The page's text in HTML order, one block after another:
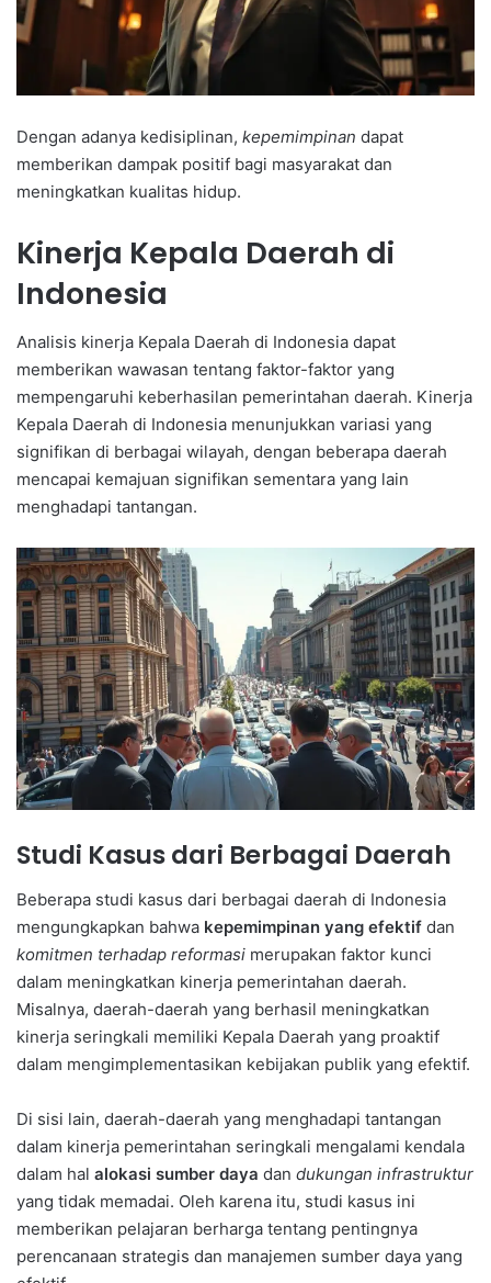
Dengan adanya kedisiplinan, kepemimpinan dapat
memberikan dampak positif bagi masyarakat dan
meningkatkan kualitas hidup.
Kinerja Kepala Daerah di
Indonesia
Analisis kinerja Kepala Daerah di Indonesia dapat
memberikan wawasan tentang faktor-faktor yang
mempengaruhi keberhasilan pemerintahan daerah. Kinerja
Kepala Daerah di Indonesia menunjukkan variasi yang
signifikan di berbagai wilayah, dengan beberapa daerah
mencapai kemajuan signifikan sementara yang lain
menghadapi tantangan.
Studi Kasus dari Berbagai Daerah
Beberapa studi kasus dari berbagai daerah di Indonesia
mengungkapkan bahwa kepemimpinan yang efektif dan
komitmen terhadap reformasi merupakan faktor kunci
dalam meningkatkan kinerja pemerintahan daerah.
Misalnya, daerah-daerah yang berhasil meningkatkan
kinerja seringkali memiliki Kepala Daerah yang proaktif
dalam mengimplementasikan kebijakan publik yang efektif.
Di sisi lain, daerah-daerah yang menghadapi tantangan
dalam kinerja pemerintahan seringkali mengalami kendala
dalam hal alokasi sumber daya dan dukungan infrastruktur
yang tidak memadai. Oleh karena itu, studi kasus ini
memberikan pelajaran berharga tentang pentingnya
perencanaan strategis dan manajemen sumber daya yang